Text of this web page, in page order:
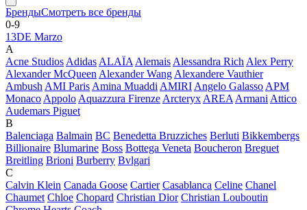
БрендыСмотреть все бренды
0-9
13DE Marzo
A
Acne StudiosAdidasALAÏAAlemaisAlessandra RichAlex Perry
Alexander McQueenAlexander WangAlexandere Vauthier
AmbushAMI ParisAmina MuaddiAMIRIAngelo GalassoAPM
MonacoAppoloAquazzura FirenzeArcteryxAREAArmaniAttico
Audemars Piguet
B
Balenciaga Balmain BC Benedetta Bruzziches Berluti Bikkembergs
Billionaire Blumarine Boss Bottega Veneta Boucheron Breguet
Breitling Brioni Burberry Bvlgari
C
Calvin Klein Canada Goose Cartier Casablanca Celine Chanel
Chaumet Chloe Chopard Christian Dior Christian Louboutin